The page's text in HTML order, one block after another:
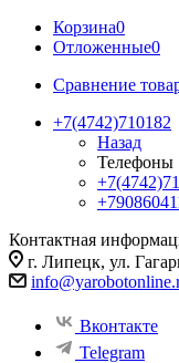
Корзина0
Отложенные0
Сравнение
+7(4742)710182
Назад
Телефоны
Контактная
г. Липецк, ул.
Вконтакте
Telegram